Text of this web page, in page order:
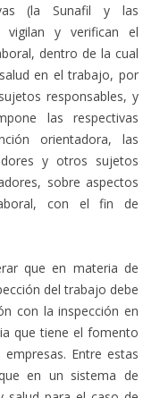
(la Sunafil y las
vigilan y verifican el
dentro de la cual
en el trabajo, por
responsables, y
las respectivas
orientadora, las
y otros sujetos
sobre aspectos
con el fin de
que en materia de
del trabajo debe
con la inspección en
que tiene el fomento
Entre estas
en un sistema de